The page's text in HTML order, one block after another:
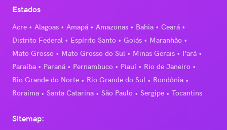
Estados
Acre Alagoas Amapá Amazonas Bahia
Ceará
Distrito Federal
Espírito Santo Goiás
Maranhão
Mato Grosso
Mato Grosso do Sul Minas Gerais
Pará
Paraíba
Paraná Pernambuco Piauí
Rio de Janeiro
Rio Grande do Norte
Rio Grande do Sul
Rondônia
Roraima
Santa Catarina São Paulo Sergipe Tocantins
Sitemap: